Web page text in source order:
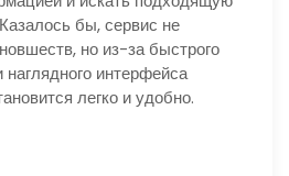
бы, сервис не
но из-за быстрого
наглядного интерфейса
легко и удобно.